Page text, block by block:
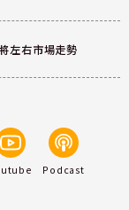
左右市場走勢
Podcast